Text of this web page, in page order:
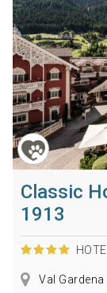
Classic
1913
Val